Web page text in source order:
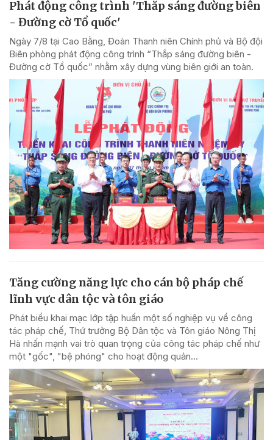
Phát động công trình 'Thắp sáng đường biên
- Đường cờ Tổ quốc'
Ngày 7/8 tại Cao Bằng, Đoàn Thanh niên Chính phủ và Bộ đội
Biên phòng phát động công trình “Thắp sáng đường biên -
Đường cờ Tổ quốc” nhằm xây dựng vùng biên giới an toàn.
Tăng cường năng lực cho cán bộ pháp chế
lĩnh vực dân tộc và tôn giáo
Phát biểu khai mạc lớp tập huấn một số nghiệp vụ về công
tác pháp chế, Thứ trưởng Bộ Dân tộc và Tôn giáo Nông Thị
Hà nhấn mạnh vai trò quan trọng của công tác pháp chế như
một "gốc", "bệ phóng" cho hoạt động quản...